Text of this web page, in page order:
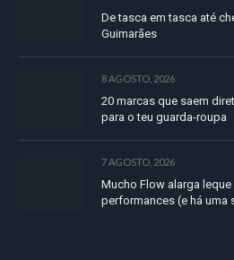
De tasca em tasca até
Guimarães
8 AGOSTO, 2026
20 marcas que saem
para o teu guarda-roupa
7 AGOSTO, 2026
Mucho Flow alarga
performances (e há uma